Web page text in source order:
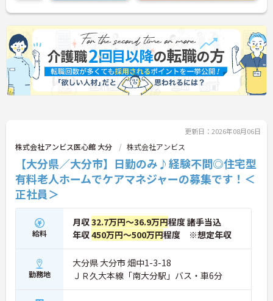
更新日：2026年08月06日
株式会社アンビス医心館 大分 株式会社アンビス
【大分県／大分市】日勤のみ♪経験不問◎住宅型
有料老人ホームでケアマネジャーの募集です！＜
正社員＞
給料
月収32.7万円～36.9万円程度 諸手当込
年収450万円～500万円程度 ※想定年収
勤務地
大分県 大分市 畑中1-3-18
ＪＲ久大本線「南大分駅」バス・車6分